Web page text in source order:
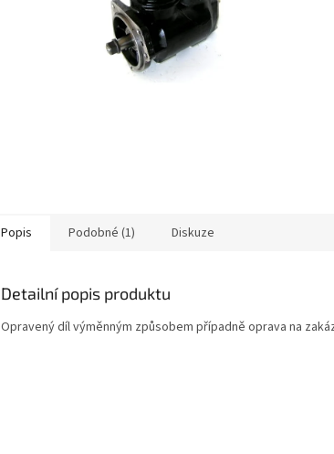
Popis Podobné (1) Diskuze
Detailní popis produktu
Opravený díl výměnným způsobem případně oprava na